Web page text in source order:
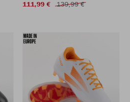
111,99 €
139,99 €